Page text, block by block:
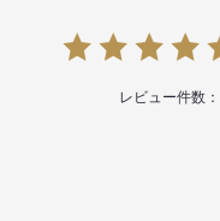
レビュー件数：